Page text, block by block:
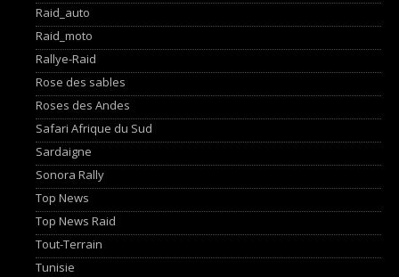
Raid_auto
Raid_moto
Rallye-Raid
Rose des sables
Roses des Andes
Safari Afrique du Sud
Sardaigne
Sonora Rally
Top News
Top News Raid
Tout-Terrain
Tunisie